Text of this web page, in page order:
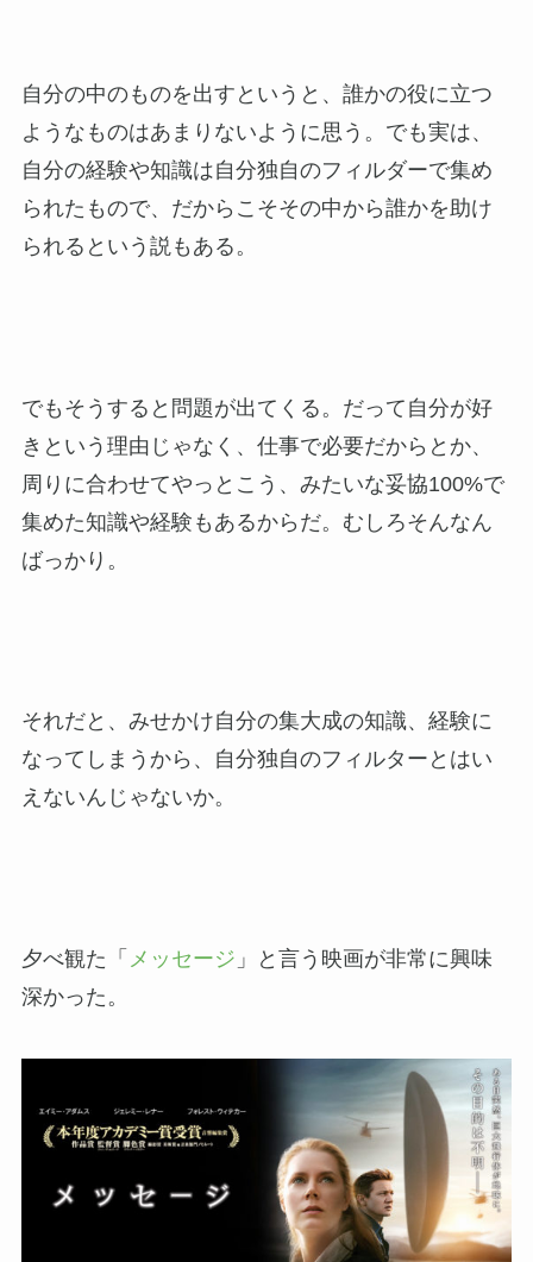
自分の中のものを出すというと、誰かの役に立つ
ようなものはあまりないように思う。でも実は、
自分の経験や知識は自分独自のフィルダーで集め
られたもので、だからこそその中から誰かを助け
られるという説もある。
でもそうすると問題が出てくる。だって自分が好
きという理由じゃなく、仕事で必要だからとか、
周りに合わせてやっとこう、みたいな妥協100%で
集めた知識や経験もあるからだ。むしろそんなん
ばっかり。
それだと、みせかけ自分の集大成の知識、経験に
なってしまうから、自分独自のフィルターとはい
えないんじゃないか。
夕べ観た「 メッセージ 」と言う映画が非常に興味
深かった。